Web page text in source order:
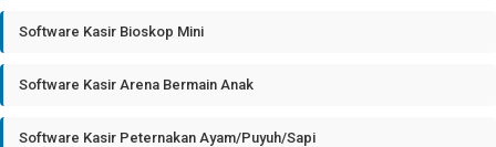
Software Kasir Bioskop Mini
Software Kasir Arena Bermain Anak
Software Kasir Peternakan Ayam/Puyuh/Sapi